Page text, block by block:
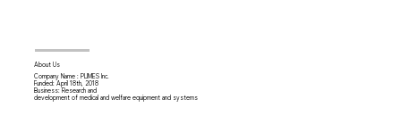
About Us
Company Name : PLIMES Inc.
Funded: April 18th,2018
Business: Research and
development of medical and welfare equipment and systems